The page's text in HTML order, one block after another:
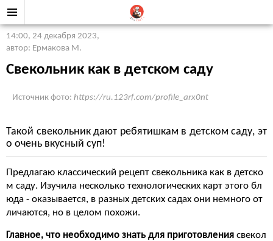
14:00, 24 декабря 2023,
автор: Ермакова М.
Свекольник как в детском саду
Источник фото: https://ru.123rf.com/profile_arx0nt
Такой свекольник дают ребятишкам в детском саду, эт
о очень вкусный суп!
Предлагаю классический рецепт свекольника как в детско
м саду. Изучила несколько технологических карт этого бл
юда - оказывается, в разных детских садах они немного от
личаются, но в целом похожи.
Главное, что необходимо знать для приготовления свекол